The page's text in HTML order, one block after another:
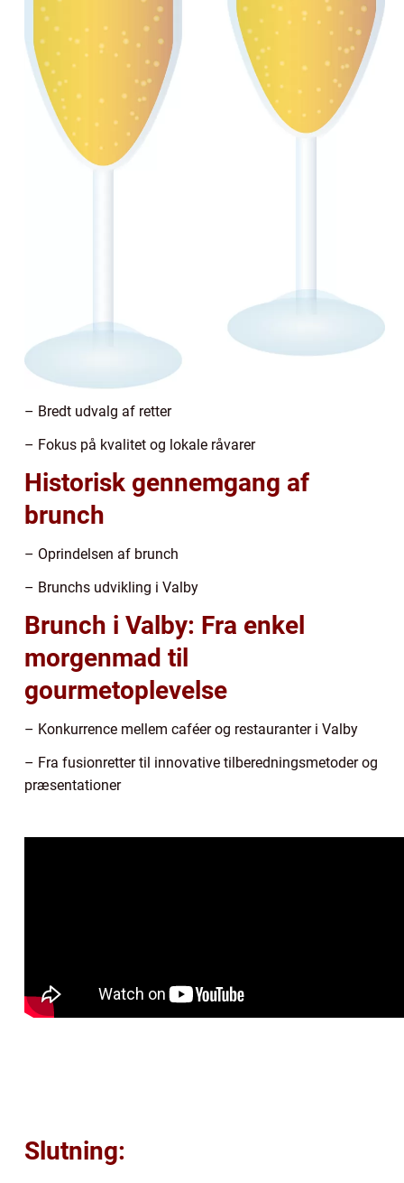
– Bredt udvalg af retter
– Fokus på kvalitet og lokale råvarer
Historisk gennemgang af
brunch
– Oprindelsen af brunch
– Brunchs udvikling i Valby
Brunch i Valby: Fra enkel
morgenmad til
gourmetoplevelse
– Konkurrence mellem caféer og restauranter i Valby
– Fra fusionretter til innovative tilberedningsmetoder og
præsentationer
Slutning: